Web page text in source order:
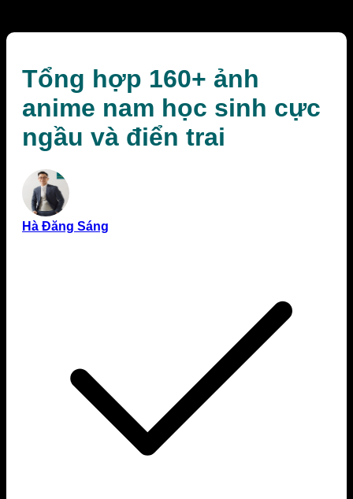
Tổng hợp 160+ ảnh
anime nam học sinh cực
ngầu và điển trai
Hà Đăng Sáng